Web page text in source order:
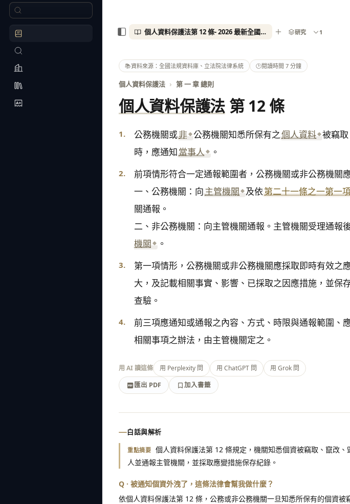
📚資料來源：全國法規資料庫、立法院法律系統 🕑閱讀時間 7 分鐘
個人資料保護法 › 第 一 章 總則
個人資料保護法第 12 條
1. 公務機關或非 公務機關知悉所保有之個人資料 被竊
時，應通知當事人 。
2.
前項情形符合一定通報範圍者，公務機關或非公務機關
一、公務機關：向主管機關 及依第二十一條之一第一
關通報。
二、非公務機關：向主管機關通報。主管機關受理通報
機關
。
3.
第一項情形，公務機關或非公務機關應採取即時有效之
大，及記載相關事實、影響、已採取之因應措施，並保
查驗。
4.
前三項應通知或通報之內容、方式、時限與通報範圍、
相關事項之辦法，由主管機關定之。
用 AI 讀這條 用 Perplexity 問 用 ChatGPT 問
用 Grok 問
匯出 PDF
加入書籤
匯出 PDF
加入書籤
白話與解析
重點摘要 個人資料保護法第 12 條規定，機關知悉個資被竊取、竄改
人並通報主管機關，並採取應變措施保存紀錄。
Q · 被通知個資外洩了，這條法律會幫我做什麼？
依個人資料保護法第 12 條，公務或非公務機關一旦知悉所保有的個資被
個人資料保護法第 12 條- 2026 最新全國法規資料庫 研究 1